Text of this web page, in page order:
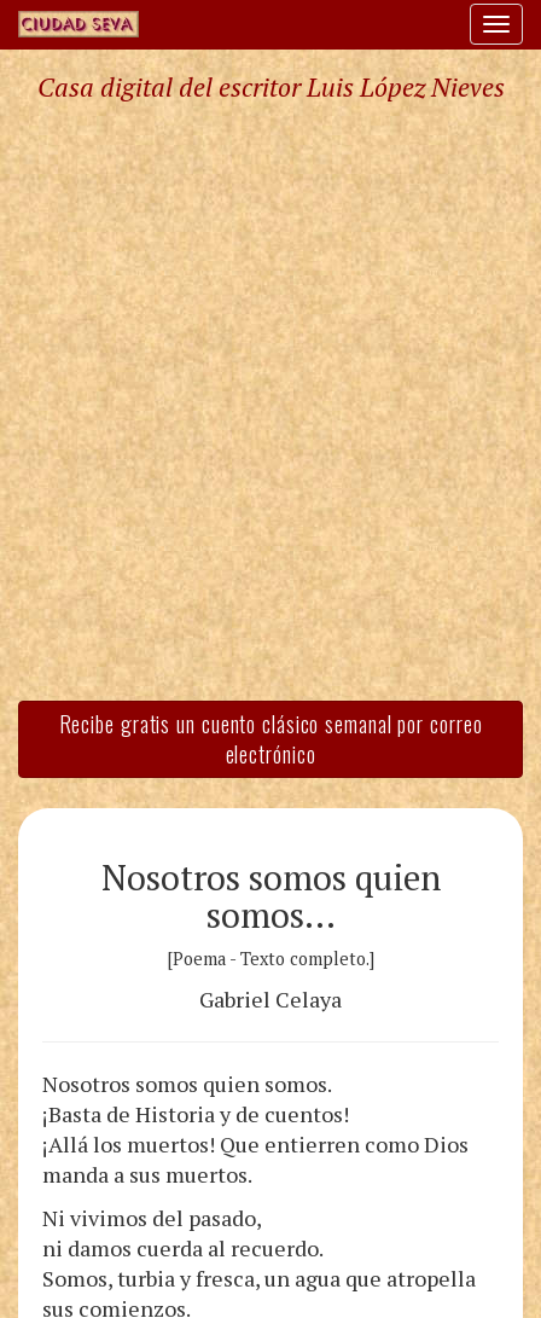
Casa digital del escritor Luis López Nieves
Recibe gratis un cuento clásico semanal por correo
electrónico
Nosotros somos quien
somos…
[Poema - Texto completo.]
Gabriel Celaya
Nosotros somos quien somos.
¡Basta de Historia y de cuentos!
¡Allá los muertos! Que entierren como Dios
manda a sus muertos.
Ni vivimos del pasado,
ni damos cuerda al recuerdo.
Somos, turbia y fresca, un agua que atropella
sus comienzos.